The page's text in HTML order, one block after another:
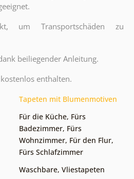
um Transportschäden zu
beiliegender Anleitung.
enthalten.
Tapeten mit Blumenmotiven
Für die Küche, Fürs
Badezimmer, Fürs
Wohnzimmer, Für den Flur,
Fürs Schlafzimmer
Waschbare, Vliestapeten